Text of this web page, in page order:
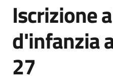
Amministrazione
Novità
Menu selezionato
Salta al contenuto
Iscrizione
d'infanzia
27